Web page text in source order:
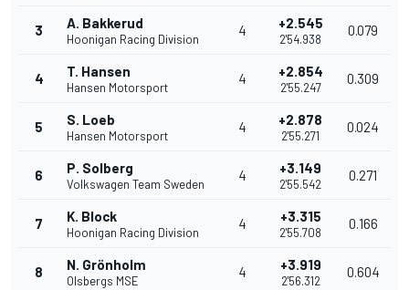
3 A. Bakkerud
Hoonigan Racing Division
4 +2.545
2'54.938
0.079
4 T. Hansen
Hansen Motorsport
4 +2.854
2'55.247
0.309
5 S. Loeb
Hansen Motorsport
4 +2.878
2'55.271
0.024
6 P. Solberg
Volkswagen Team Sweden
4 +3.149
2'55.542
0.271
7 K. Block
Hoonigan Racing Division
4 +3.315
2'55.708
0.166
8 N. Grönholm
Olsbergs MSE
4 +3.919
2'56.312
0.604